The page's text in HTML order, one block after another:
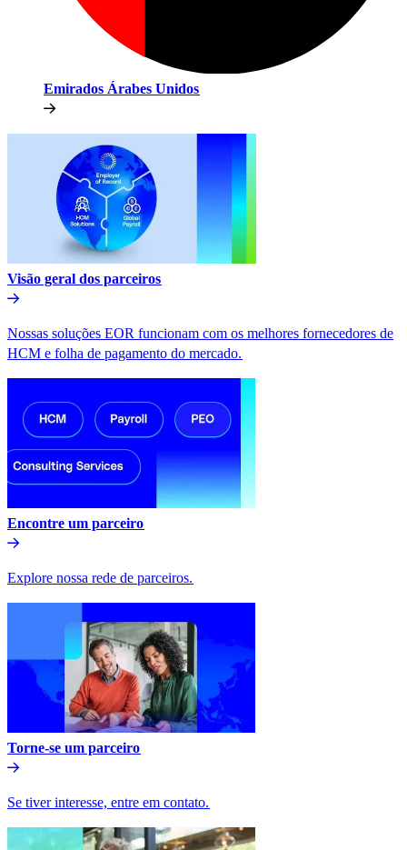
Emirados Árabes Unidos​​
Visão geral dos parceiros​​
Nossas soluções EOR funcionam com os melhores fornecedores de
HCM e folha de pagamento do mercado.​​
Encontre um parceiro​​
Explore nossa rede de parceiros.​​
Torne-se um parceiro​​
Se tiver interesse, entre em contato.​​